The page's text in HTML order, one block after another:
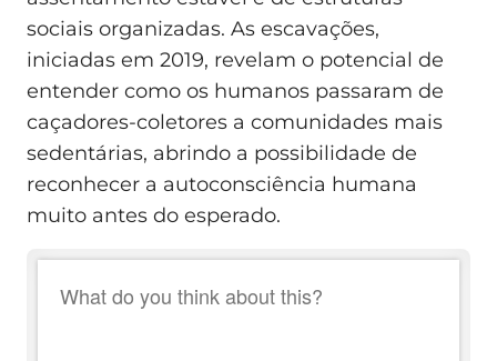
sociais organizadas. As escavações,
iniciadas em 2019, revelam o potencial de
entender como os humanos passaram de
caçadores-coletores a comunidades mais
sedentárias, abrindo a possibilidade de
reconhecer a autoconsciência humana
muito antes do esperado.